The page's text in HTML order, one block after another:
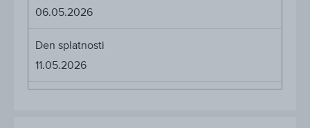
06.05.2026
Den splatnosti
11.05.2026